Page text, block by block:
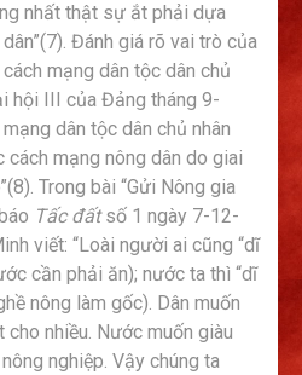
nhất thật sự ắt phải dựa
Đánh giá rõ vai trò của
mạng dân tộc dân chủ
hội III của Đảng tháng 9-
dân tộc dân chủ nhân
mạng nông dân do giai
Trong bài “Gửi Nông gia
Tấc đấtsố 1 ngày 7-12-
viết: “Loài người ai cũng “dĩ
cần phải ăn); nước ta thì “dĩ
nông làm gốc). Dân muốn
nhiều. Nước muốn giàu
nghiệp. Vậy chúng ta